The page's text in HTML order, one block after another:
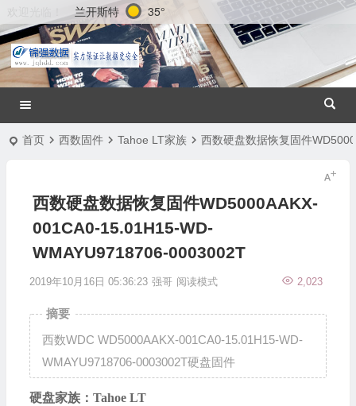
兰开斯特 35°
首页 西数固件 Tahoe LT家族 西数硬盘数据恢复固件
西数硬盘数据恢复固件WD5000AAKX-
001CA0-15.01H15-WD-
WMAYU9718706-0003002T
2019年10月16日 05:36:23 强哥 2,023
阅读模式
摘要
西数WDC WD5000AAKX-001CA0-15.01H15-WD-
WMAYU9718706-0003002T硬盘固件
硬盘家族：Tahoe LT